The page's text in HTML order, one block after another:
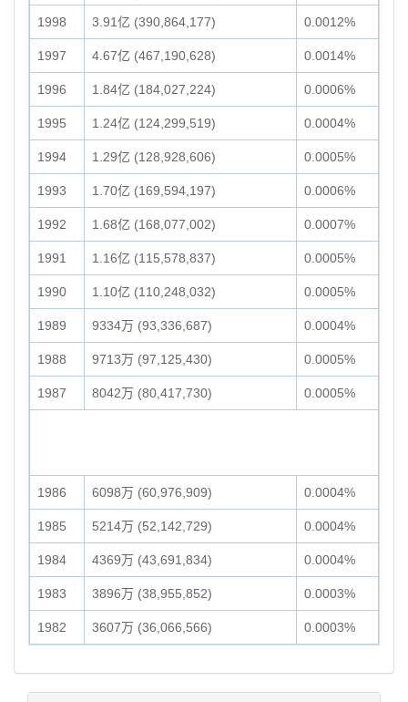
1998 3.91亿 (390,864,177) 0.0012%
1997 4.67亿 (467,190,628) 0.0014%
1996 1.84亿 (184,027,224) 0.0006%
1995 1.24亿 (124,299,519) 0.0004%
1994 1.29亿 (128,928,606) 0.0005%
1993 1.70亿 (169,594,197) 0.0006%
1992 1.68亿 (168,077,002) 0.0007%
1991 1.16亿 (115,578,837) 0.0005%
1990 1.10亿 (110,248,032) 0.0005%
1989 9334万 (93,336,687) 0.0004%
1988 9713万 (97,125,430) 0.0005%
1987 8042万 (80,417,730) 0.0005%
1986 6098万 (60,976,909) 0.0004%
1985 5214万 (52,142,729) 0.0004%
1984 4369万 (43,691,834) 0.0004%
1983 3896万 (38,955,852) 0.0003%
1982 3607万 (36,066,566) 0.0003%